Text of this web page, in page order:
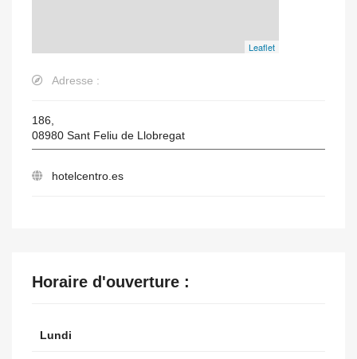
Leaflet
Adresse :
186,
08980 Sant Feliu de Llobregat
hotelcentro.es
Horaire d'ouverture :
Lundi